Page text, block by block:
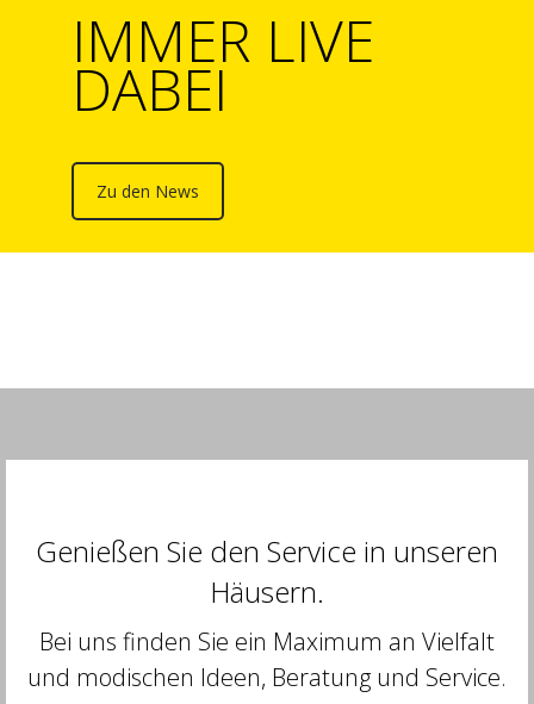
IMMER LIVE
DABEI
Zu den News
Genießen Sie den Service in unseren
Häusern.
Bei uns finden Sie ein Maximum an Vielfalt
und modischen Ideen, Beratung und Service.